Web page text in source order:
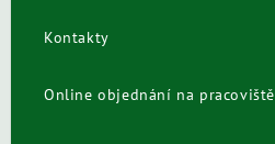
Kontakty
Online objednání na pracoviště